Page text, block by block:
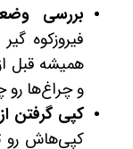
بررسی
فیروزکوه
همیشه قبل
و چراغ‌ها
کپی گرفتن
کپی‌هاش رو